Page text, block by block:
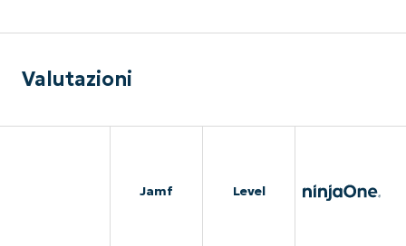
Valutazioni
Jamf Level